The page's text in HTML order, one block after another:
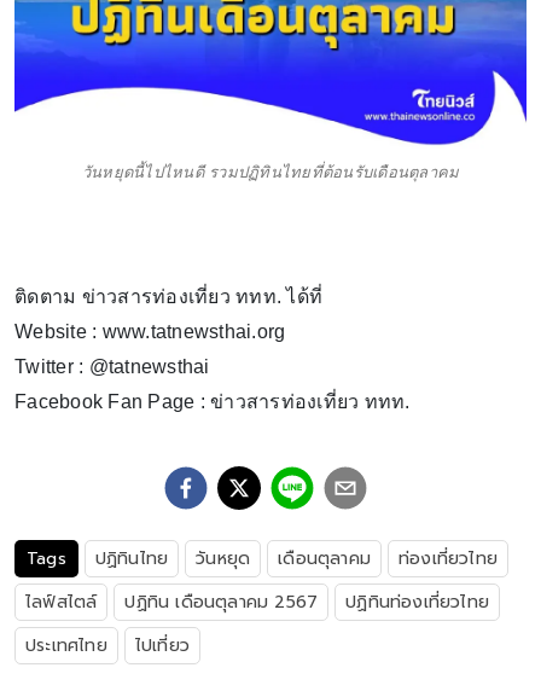
วันหยุดนี้ไปไหนดี รวมปฏิทินไทยที่ต้อนรับเดือนตุลาคม
ติดตาม ข่าวสารท่องเที่ยว ททท. ได้ที่
Website : www.tatnewsthai.org
Twitter : @tatnewsthai
Facebook Fan Page : ข่าวสารท่องเที่ยว ททท.
Tags ปฏิทินไทย วันหยุด เดือนตุลาคม
ท่องเที่ยวไทย
ไลฟ์สไตล์
ปฏิทิน เดือนตุลาคม 2567
ปฏิทินท่องเที่ยวไทย
ประเทศไทย
ไปเที่ยว